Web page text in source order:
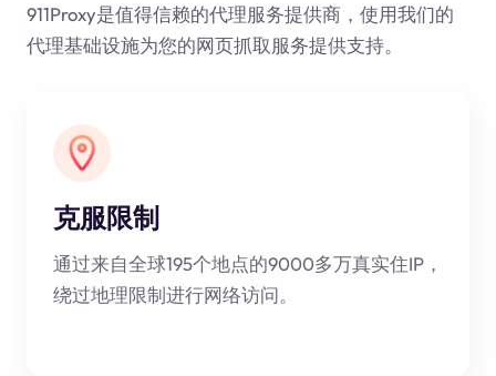
911Proxy是值得信赖的代理服务提供商，使用我们的
代理基础设施为您的网页抓取服务提供支持。
克服限制
通过来自全球195个地点的9000多万真实住IP，
绕过地理限制进行网络访问。